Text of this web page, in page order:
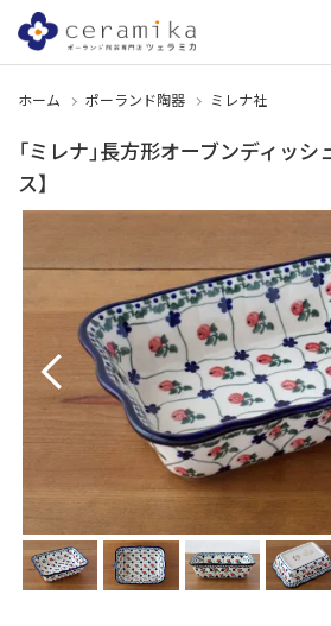
ホーム ポーランド陶器 ミレナ社
「ミレナ」長方形オーブンディッシ
ス】